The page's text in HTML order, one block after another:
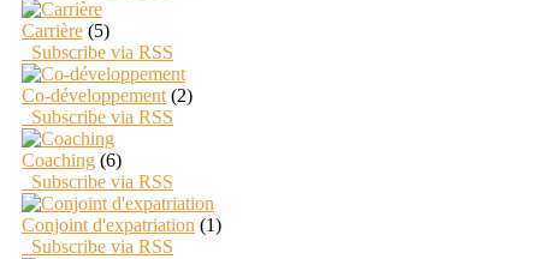
Carrière (5)
Subscribe via RSS
Co-développement (2)
Subscribe via RSS
Coaching (6)
Subscribe via RSS
Conjoint d'expatriation (1)
Subscribe via RSS